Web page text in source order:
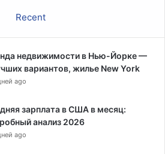
Recent
недвижимости в Нью-Йорке —
вариантов, жилье New York
ago
зарплата в США в месяц:
анализ 2026
ago